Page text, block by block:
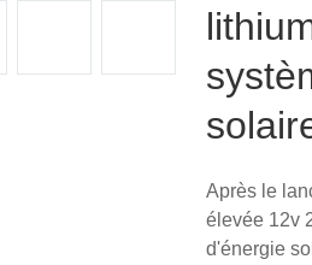
Après le
élevée 12v
d'énergie